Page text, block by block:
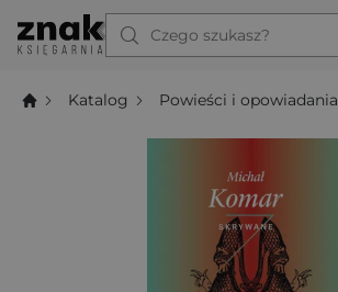
Czego szukasz?
Katalog Powieści i opowiadania